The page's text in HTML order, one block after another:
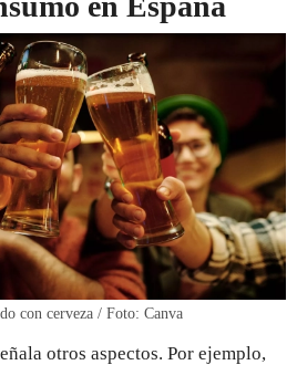
con cerveza / Foto: Canva
otros aspectos. Por ejemplo,